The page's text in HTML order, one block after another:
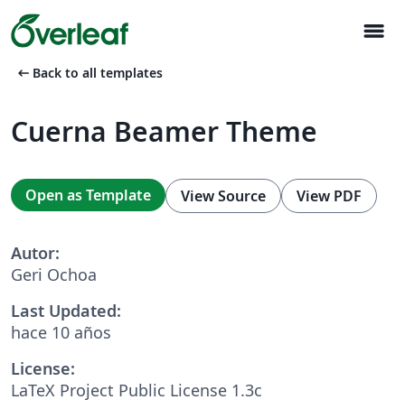
menu
arrow_left_alt Back to all templates
Cuerna Beamer Theme
Open as Template View Source View PDF
Autor:
Geri Ochoa
Last Updated:
hace 10 años
License:
LaTeX Project Public License 1.3c